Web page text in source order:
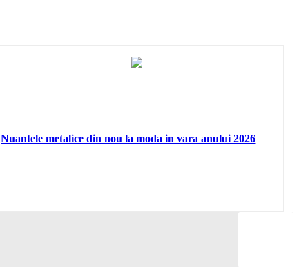
Nuantele metalice din nou la moda in vara anului 2026